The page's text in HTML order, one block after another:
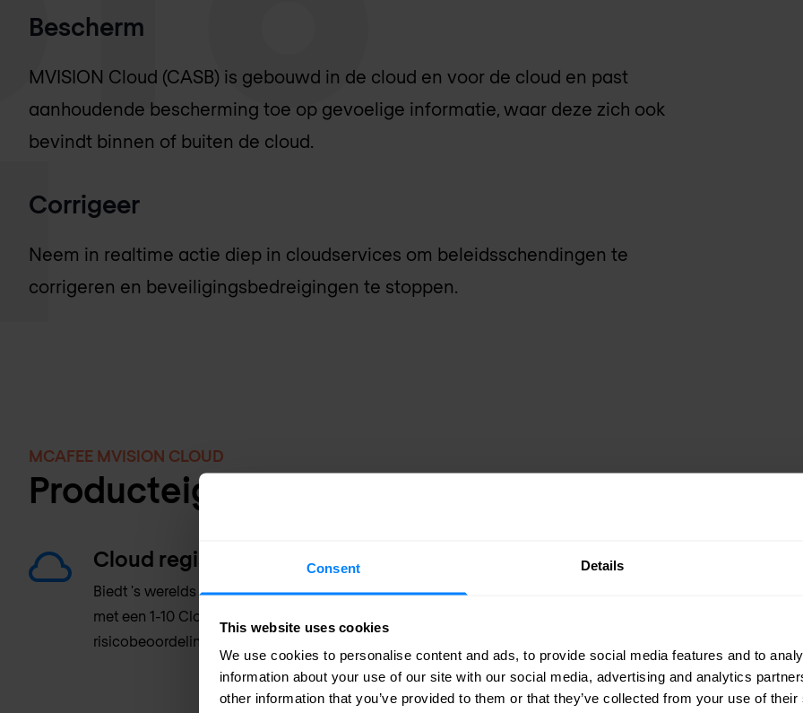
Consent Details
This website uses cookies
We use cookies to personalise content and ads, to provide social media features and to
information about your use of our site with our social media, advertising and analytics
other information that you’ve provided to them or that they’ve collected from your use of
Bescherm
MVISION Cloud (CASB) is gebouwd in de cloud en voor de cloud en past
aanhoudende bescherming toe op gevoelige informatie, waar deze zich ook
bevindt binnen of buiten de cloud.
Corrigeer
Neem in realtime actie diep in cloudservices om beleidsschendingen te
corrigeren en beveiligingsbedreigingen te stoppen.
MCAFEE MVISION CLOUD
Producteigenschappen
Cloud register
Biedt 's werelds grootste en meest nauwkeurige register van clouddiensten
met een 1-10 CloudTrust rating op basis van een 261-punts
risicobeoordeling.
AI-
Maakt gebruik
gebruikersacties
waardoor